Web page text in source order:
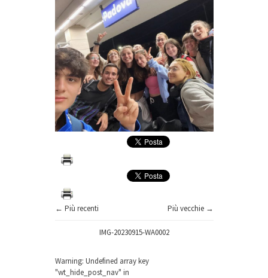
← Più recenti Più vecchie →
IMG-20230915-WA0002
Warning: Undefined array key
"wt_hide_post_nav" in